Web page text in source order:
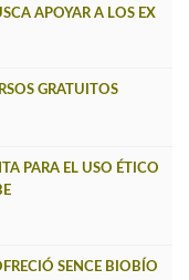
APOYAR A LOS EX
GRATUITOS
PARA EL USO ÉTICO
SENCE BIOBÍO